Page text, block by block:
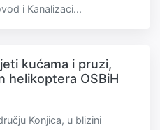
i Kanalizaci...
kućama i pruzi,
helikoptera OSBiH
Konjica, u blizini